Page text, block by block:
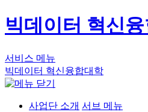
빅데이터 혁신
서비스 메뉴
빅데이터 혁신융합대학
사업단 소개 서브 메뉴